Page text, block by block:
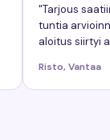
"Tarjous
tuntia
aloitus siirtyi
siitä oli ollut
tiedossa."
Risto, Vantaa